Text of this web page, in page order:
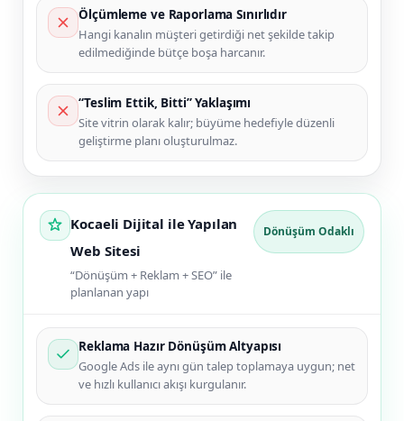
Ölçümleme ve Raporlama Sınırlıdır
Hangi kanalın müşteri getirdiği net şekilde takip
edilmediğinde bütçe boşa harcanır.
“Teslim Ettik, Bitti” Yaklaşımı
Site vitrin olarak kalır; büyüme hedefiyle düzenli
geliştirme planı oluşturulmaz.
Kocaeli Dijital ile Yapılan
Web Sitesi
“Dönüşüm + Reklam + SEO” ile
planlanan yapı
Dönüşüm Odaklı
Reklama Hazır Dönüşüm Altyapısı
Google Ads ile aynı gün talep toplamaya uygun; net
ve hızlı kullanıcı akışı kurgulanır.